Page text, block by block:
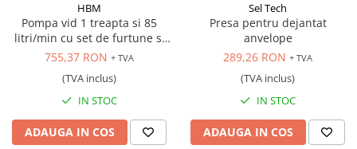
Set burghie si freze
Set chei
Set prelungitoare
Set surubelnite
Testare cuplu dinamometric de
strangere
Trusa / Set tarozi si filiere
HBM
Pompa vid 1 treapta si 85
litri/min cu set de furtune si
manometre
755,37 RON + TVA
(TVA inclus)
IN STOC
ADAUGA IN COS
Sel Tech
Presa pentru dejantat
anvelope
289,26 RON + TVA
(TVA inclus)
IN STOC
ADAUGA IN COS